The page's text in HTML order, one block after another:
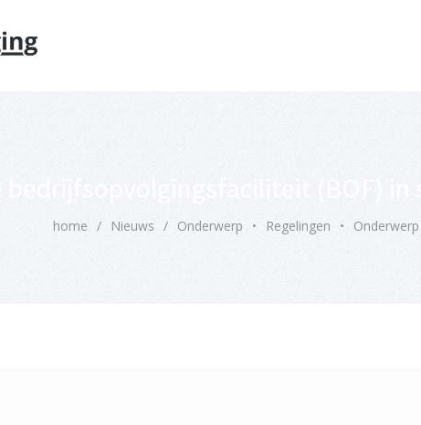
home / Nieuws / Onderwerp • Regelingen • Onderwerp
Oriëntatiememo bedrijfsopvolging voor fiscaal juridisch advies